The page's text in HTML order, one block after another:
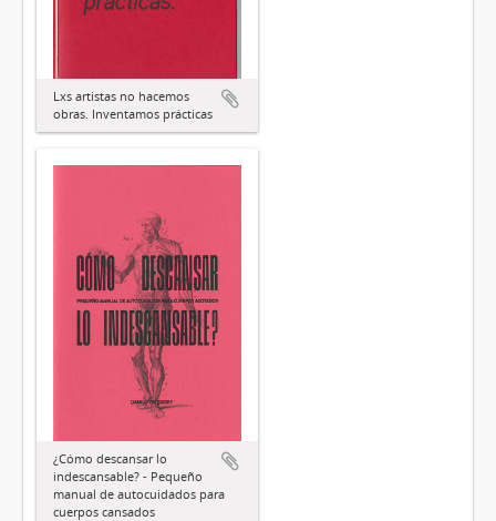
Lxs artistas no hacemos
obras. Inventamos prácticas
¿Cómo descansar lo
indescansable? - Pequeño
manual de autocuidados para
cuerpos cansados